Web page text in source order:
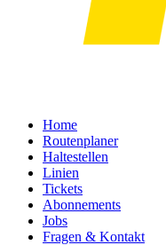
Home
Routenplaner
Haltestellen
Linien
Tickets
Abonnements
Jobs
Fragen & Kontakt